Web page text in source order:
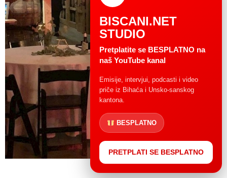
BISCANI.NET
STUDIO
Pretplatite se BESPLATNO na
naš YouTube kanal
Emisije, intervjui, podcasti i video
priče iz Bihaća i Unsko-sanskog
kantona.
BESPLATNO
PRETPLATI SE BESPLATNO